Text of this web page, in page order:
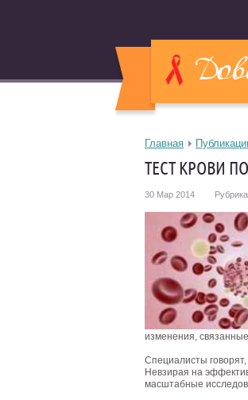
Главная
ТЕСТ КРОВИ
30 Мар 2014
изменения,
Специалисты
Невзирая на
масштабные